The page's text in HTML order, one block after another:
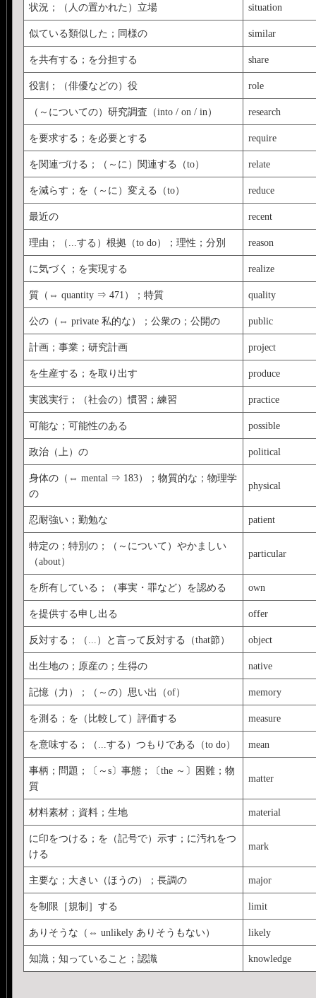
状況；（人の置かれた）立場 situation
似ている類似した；同様の similar
を共有する；を分担する share
役割；（俳優などの）役 role
（～についての）研究調査（into / on / in） research
を要求する；を必要とする require
を関連づける；（～に）関連する（to） relate
を減らす；を（～に）変える（to） reduce
最近の recent
理由；（...する）根拠（to do）；理性；分別 reason
に気づく；を実現する realize
質（⇔ quantity ⇒ 471）；特質 quality
公の（⇔ private 私的な）；公衆の；公開の public
計画；事業；研究計画 project
を生産する；を取り出す produce
実践実行；（社会の）慣習；練習 practice
可能な；可能性のある possible
政治（上）の political
身体の（⇔ mental ⇒ 183）；物質的な；物理学
の
physical
忍耐強い；勤勉な patient
特定の；特別の；（～について）やかましい
（about）
particular
を所有している；（事実・罪など）を認める own
を提供する申し出る offer
反対する；（...）と言って反対する（that節） object
出生地の；原産の；生得の native
記憶（力）；（～の）思い出（of） memory
を測る；を（比較して）評価する measure
を意味する；（...する）つもりである（to do） mean
事柄；問題；〔～s〕事態；〔the ～〕困難；物
質
matter
材料素材；資料；生地 material
に印をつける；を（記号で）示す；に汚れをつ
ける
mark
主要な；大きい（ほうの）；長調の major
を制限［規制］する limit
ありそうな（⇔ unlikely ありそうもない） likely
知識；知っていること；認識 knowledge